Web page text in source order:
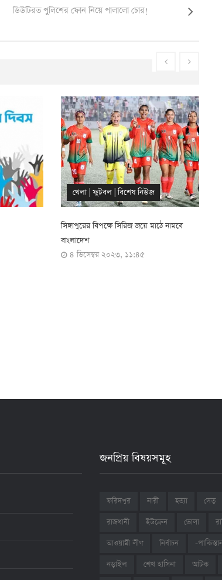
ডিউটিরত পুলিশের ফোন নিয়ে পালালো চোর!
নামবে
খেলা| ফুটবল|বিশেষ নিউজ
সিঙ্গাপুরের বিপক্ষে সিরিজ জয়ে মাঠে নামবে
বাংলাদেশ
৪ ডিসেম্বর ২০২৩, ১১:৪৪
জনপ্রিয় বিষয়সমূহ
ফরিদপুর নারী হত্যা সেতু
রাজধানী ইউক্রেন ভোলা
আওয়ামী লীগ
নির্বাচন
-
নড়াইল
শেখ হাসিনা আটক